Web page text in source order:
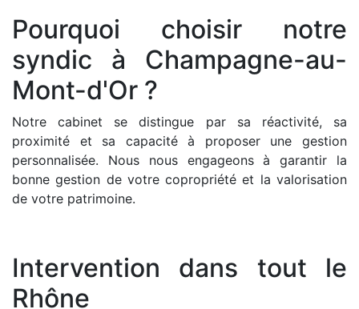
Pourquoi choisir notre
syndic à Champagne-au-
Mont-d'Or ?
Notre cabinet se distingue par sa réactivité, sa
proximité et sa capacité à proposer une gestion
personnalisée. Nous nous engageons à garantir la
bonne gestion de votre copropriété et la valorisation
de votre patrimoine.
Intervention dans tout le
Rhône